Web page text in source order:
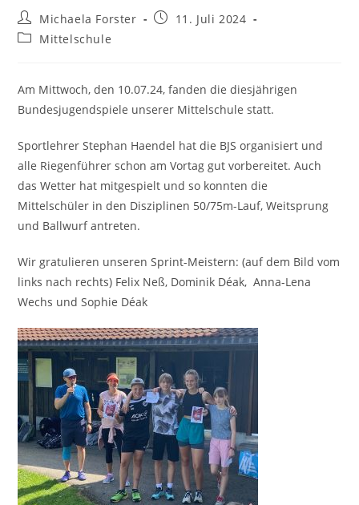
Beitrags-
Autor:
Michaela Forster
Beitrag11. Juli 2024
Beitrags-
Mittelschule
Am Mittwoch, den 10.07.24, fanden die diesjährigen
Bundesjugendspiele unserer Mittelschule statt.
Sportlehrer Stephan Haendel hat die BJS organisiert und
alle Riegenführer schon am Vortag gut vorbereitet. Auch
das Wetter hat mitgespielt und so konnten die
Mittelschüler in den Disziplinen 50/75m-Lauf, Weitsprung
und Ballwurf antreten.
Wir gratulieren unseren Sprint-Meistern: (auf dem Bild vom
links nach rechts) Felix Neß, Dominik Déak, Anna-Lena
Wechs und Sophie Déak